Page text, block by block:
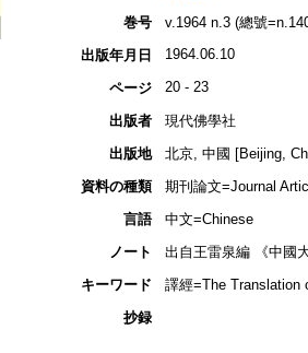
巻号
v.1964 n.3 (總號
出版年月日
1964.06.10
ページ 20 - 23
出版者
現代佛學社
出版地
北京, 中國 [Beijing,
資料の種類
期刊論文=Journal
言語
中文=Chinese
ノート
出自王雷泉編 《中國
キーワード
譯經=The Translation
抄録